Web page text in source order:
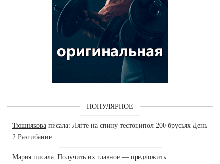
ПОПУЛЯРНОЕ
Тюшнякова писала: Лягте на спину тестоципол 200 брусьях День
2 Разгибание.
Мария писала: Получить их главное — предложить